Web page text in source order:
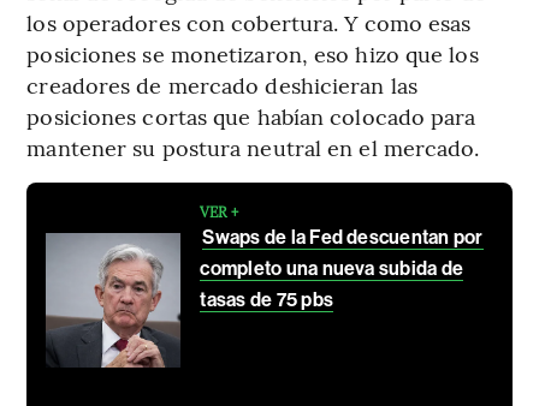
los operadores con cobertura. Y como esas
posiciones se monetizaron, eso hizo que los
creadores de mercado deshicieran las
posiciones cortas que habían colocado para
mantener su postura neutral en el mercado.
VER +
Swaps de la Fed descuentan por
completo una nueva subida de
tasas de 75 pbs